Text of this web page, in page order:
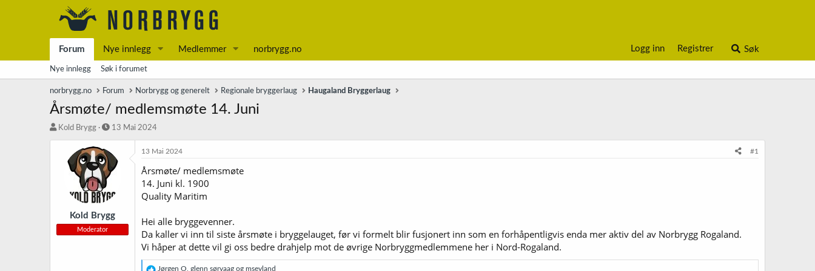
Forum Nye innlegg Medlemmer norbrygg.no Logg inn Registrer Søk
Nye innlegg Søk i forumet
norbrygg.no Forum Norbrygg og generelt Regionale bryggerlaug Haugaland Bryggerlaug
Årsmøte/ medlemsmøte 14. Juni
T
e
r
Kold Brygg
S
t
a
o
13 Mai 2024
Kold Brygg
Moderator
13 Mai 2024 #1
Årsmøte/ medlemsmøte
14. Juni kl. 1900
Quality Maritim
Hei alle bryggevenner.
Da kaller vi inn til siste årsmøte i bryggelauget, før vi formelt blir fusjonert inn som en forhåpentligvis enda mer aktiv del av Norbrygg Rogaland.
Vi håper at dette vil gi oss bedre drahjelp mot de øvrige Norbryggmedlemmene her i Nord-Rogaland.
R
Jørgen O glenn sørvaag og msevland